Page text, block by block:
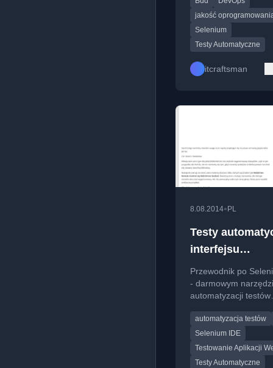
nowym
jakość
Selenium
Testy Automatyczne
itcraftsman
8.08.2014• PL
Testy
interfejsu
użytkownika
użyciu Selenium
Przewodnik po
- darmowym
automatyzacji testów
aplikacji webowych.
automatyzacja testów
Selenium IDE
Testowanie Aplikacji
Testy Automatyczne